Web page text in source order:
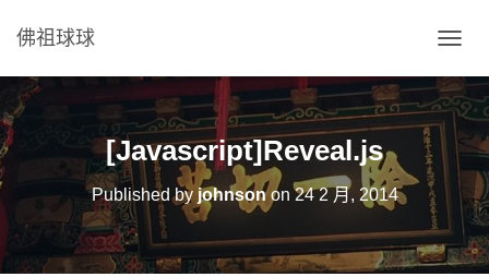
佛祖球球
O
G
G
E
I
G
[Javascript]Reveal.js
Published by johnsonon24 2 月, 2014